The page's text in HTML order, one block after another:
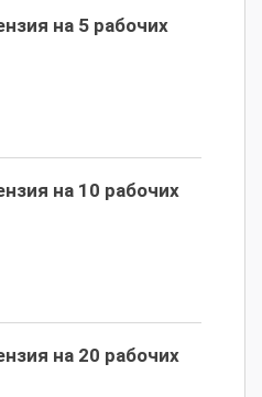
на 5 рабочих
на 10 рабочих
на 20 рабочих